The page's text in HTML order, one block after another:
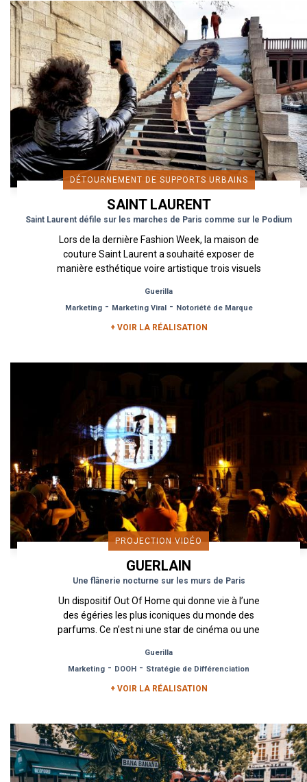
DÉTOURNEMENT DE SUPPORTS URBAINS
SAINT LAURENT
Saint Laurent défile sur les marches de Paris comme sur le Podium
Lors de la dernière Fashion Week, la maison de
couture Saint Laurent a souhaité exposer de
manière esthétique voire artistique trois visuels
Guerilla
Marketing- Marketing Viral- Notoriété de Marque
+ VOIR LA RÉALISATION
PROJECTION VIDÉO
GUERLAIN
Une flânerie nocturne sur les murs de Paris
Un dispositif Out Of Home qui donne vie à l’une
des égéries les plus iconiques du monde des
parfums. Ce n’est ni une star de cinéma ou une
Guerilla
Marketing - DOOH - Stratégie de Différenciation
+ VOIR LA RÉALISATION